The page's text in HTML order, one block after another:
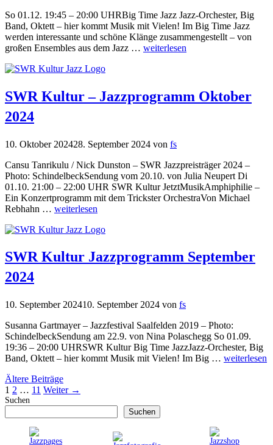
So 01.12. 19:45 – 20:00 UHRBig Time Jazz Jazz-Orchester, Big
Band, Oktett – hier kommt Musik mit Vielen! Im Big Time Jazz
werden interessante und schöne Klänge zusammengestellt – von
großen Ensembles aus dem Jazz … weiterlesen
SWR Kultur – Jazzprogramm Oktober
2024
10. Oktober 202428. September 2024 von fs
Cansu Tanrikulu / Nick Dunston – SWR Jazzpreisträger 2024 –
Photo: SchindelbeckSendung vom 20.10. von Julia Neupert Di
01.10. 21:00 – 22:00 UHR SWR Kultur JetztMusikAmphiphilie –
Ein Konzertprogramm mit dem Trickster OrchestraVon Michael
Rebhahn … weiterlesen
SWR Kultur Jazzprogramm September
2024
10. September 202410. September 2024 von fs
Susanna Gartmayer – Jazzfestival Saalfelden 2019 – Photo:
SchindelbeckSendung am 22.9. von Nina Polaschegg So 01.09.
19:36 – 20:00 UHRSWR Kultur Big Time JazzJazz-Orchester, Big
Band, Oktett – hier kommt Musik mit Vielen! Im Big … weiterlesen
Ältere Beiträge
Seite
1 Seite
2 … Seite
11 Weiter →
Suchen
Suchen